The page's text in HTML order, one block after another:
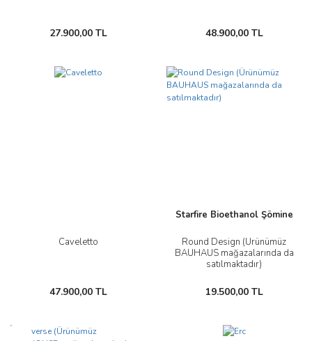
27.900,00 TL 48.900,00 TL
Caveletto
47.900,00 TL
Starfire Bioethanol Şömine
Round Design (Ürünümüz
BAUHAUS mağazalarında da
satılmaktadır)
19.500,00 TL